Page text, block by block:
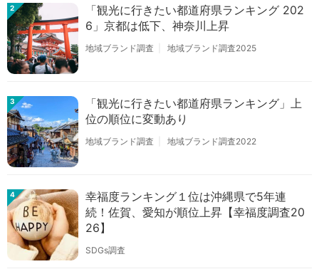
2
「観光に行きたい都道府県ランキング 202
6」京都は低下、神奈川上昇
地域ブランド調査 地域ブランド調査2025
3
「観光に行きたい都道府県ランキング」上
位の順位に変動あり
地域ブランド調査 地域ブランド調査2022
4
幸福度ランキング１位は沖縄県で5年連
続！佐賀、愛知が順位上昇【幸福度調査20
26】
SDGs調査